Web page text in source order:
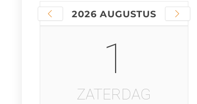
2026 AUGUSTUS
1
ZATERDAG